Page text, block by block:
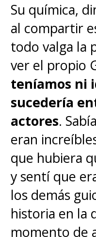
Su química,
al compartir
todo valga la
ver el propio
teníamos ni
sucedería
actores.
eran
que hubiera
y sentí que
los demás
historia en la
momento de